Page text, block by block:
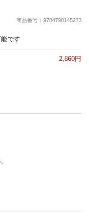
推し楽商品番号：9784798145273
です
2,860円